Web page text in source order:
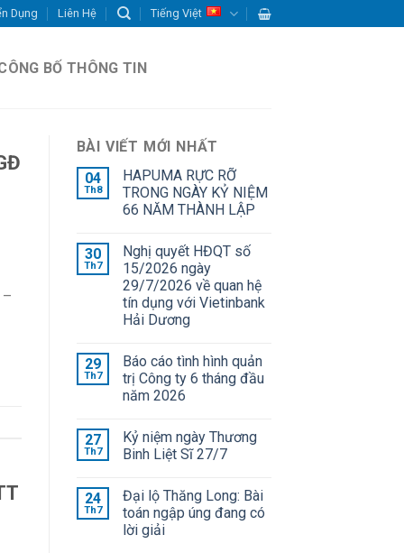
Dụng Liên Hệ Tiếng Việt
BỐ THÔNG TIN
–
BÀI VIẾT MỚI NHẤT
04
Th8
HAPUMA RỰC RỠ
TRONG NGÀY KỶ NIỆM
66 NĂM THÀNH LẬP
30
Th7
Nghị quyết HĐQT số
15/2026 ngày
29/7/2026 về quan hệ
tín dụng với Vietinbank
Hải Dương
29
Th7
Báo cáo tình hình quản
trị Công ty 6 tháng đầu
năm 2026
27
Th7
Kỷ niệm ngày Thương
Binh Liệt Sĩ 27/7
24
Th7
Đại lộ Thăng Long: Bài
toán ngập úng đang có
lời giải